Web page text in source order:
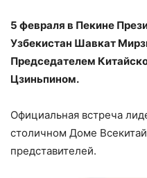
5 февраля в Пекине
Узбекистан Шавкат
Председателем
Цзиньпином.
Официальная встреча
столичном Доме
представителей.